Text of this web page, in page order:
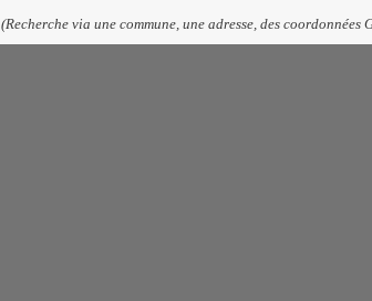
(Recherche via une commune, une adresse, des coordonnées